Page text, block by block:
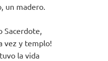
un madero.
Sacerdote,
vez y templo!
la vida